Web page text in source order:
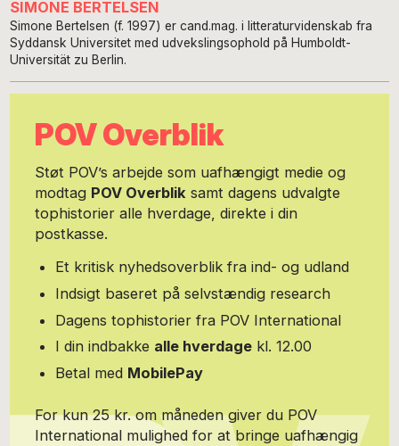
SIMONE BERTELSEN
Simone Bertelsen (f. 1997) er cand.mag. i litteraturvidenskab fra
Syddansk Universitet med udvekslingsophold på Humboldt-
Universität zu Berlin.
POV Overblik
Støt POV’s arbejde som uafhængigt medie og
modtag POV Overbliksamt dagens udvalgte
tophistorier alle hverdage, direkte i din
postkasse.
Et kritisk nyhedsoverblik fra ind- og udland
Indsigt baseret på selvstændig research
Dagens tophistorier fra POV International
I din indbakke alle hverdage kl. 12.00
Betal med MobilePay
For kun 25 kr. om måneden giver du POV
International mulighed for at bringe uafhængig